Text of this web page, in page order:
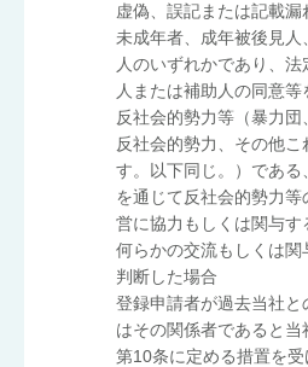
虚偽、誤記または記載漏
未成年者、成年被後見
人のいずれかであり、
人または補助人の同意
反社会的勢力等（暴力団
反社会的勢力、その他
す。以下同じ。）であ
を通じて反社会的勢力
営に協力もしくは関与
何らかの交流もしくは
判断した場合
登録申請者が過去当社
はその関係者であると当
第10条に定める措置を